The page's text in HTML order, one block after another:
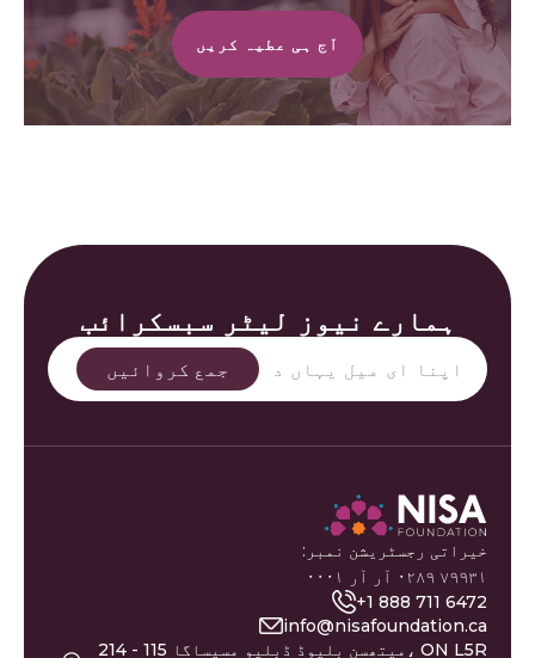
آج ہی عطیہ کریں
ہمارے نیوز لیٹر سبسکرائب
خیراتی رجسٹریشن نمبر:
۷۹۹۳۱ ۰۲۸۹ آر آر ۰۰۰۱
+1 888 711 6472
info@nisafoundation.ca
214 - 115 میتھسن بلیوڈ ڈبلیو مسیساگا، ON L5R